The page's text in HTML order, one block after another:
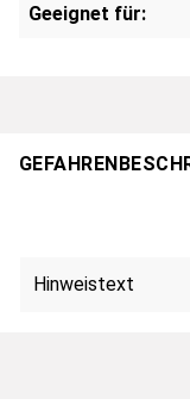
Geeignet für:
Hinweistext